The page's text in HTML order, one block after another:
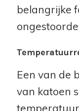
belangrijke
Een van de
van katoen